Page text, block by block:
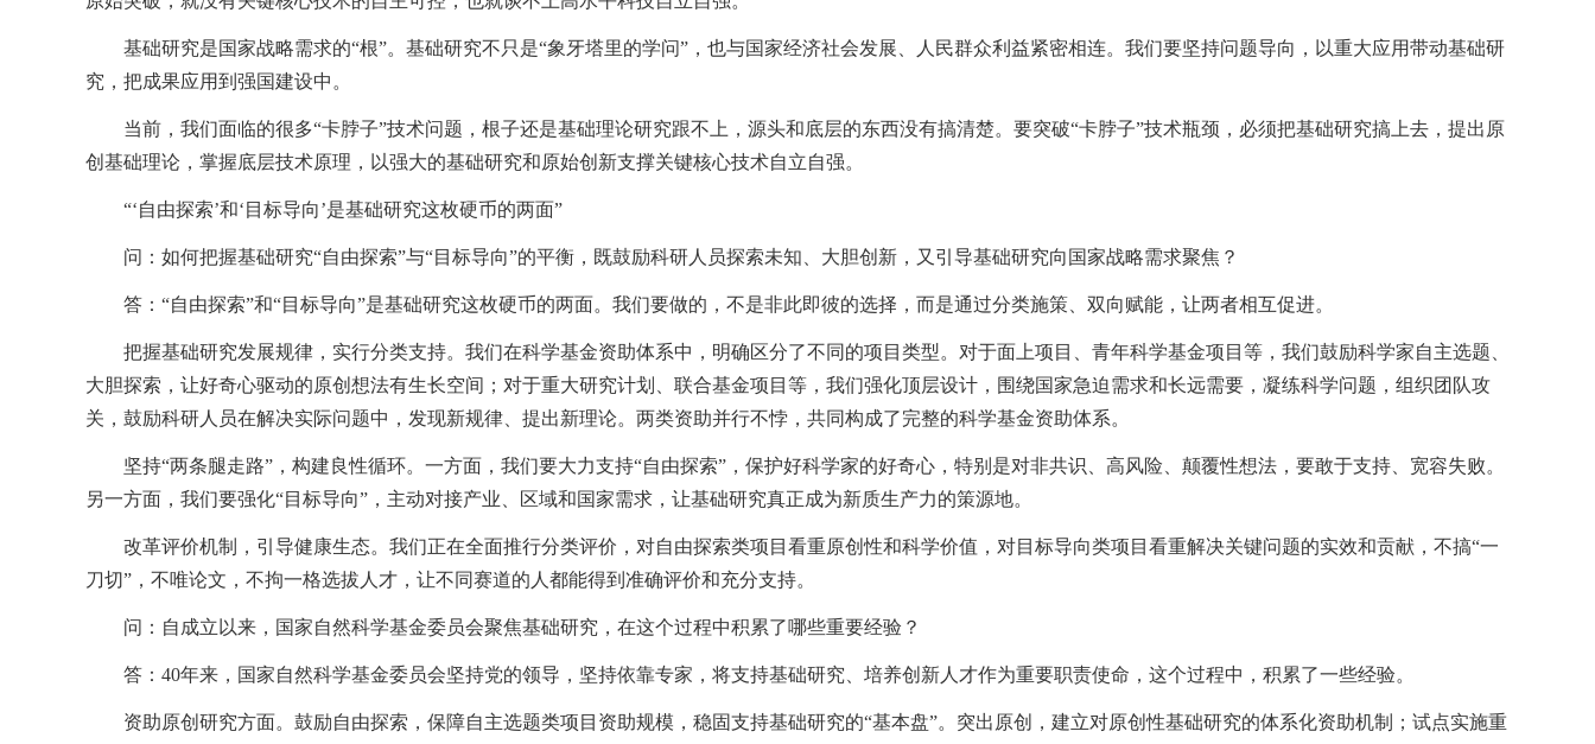
基础研究是国家战略需求的“根”。基础研究不只是“象牙塔里的学问”，也与国家经济社会发展、人民群众利益紧密相连。我们要坚持问题导向，以重大应用带动基础研
究，把成果应用到强国建设中。
当前，我们面临的很多“卡脖子”技术问题，根子还是基础理论研究跟不上，源头和底层的东西没有搞清楚。要突破“卡脖子”技术瓶颈，必须把基础研究搞上去，提出原
创基础理论，掌握底层技术原理，以强大的基础研究和原始创新支撑关键核心技术自立自强。
“‘自由探索’和‘目标导向’是基础研究这枚硬币的两面”
问：如何把握基础研究“自由探索”与“目标导向”的平衡，既鼓励科研人员探索未知、大胆创新，又引导基础研究向国家战略需求聚焦？
答：“自由探索”和“目标导向”是基础研究这枚硬币的两面。我们要做的，不是非此即彼的选择，而是通过分类施策、双向赋能，让两者相互促进。
把握基础研究发展规律，实行分类支持。我们在科学基金资助体系中，明确区分了不同的项目类型。对于面上项目、青年科学基金项目等，我们鼓励科学家自主选题、
大胆探索，让好奇心驱动的原创想法有生长空间；对于重大研究计划、联合基金项目等，我们强化顶层设计，围绕国家急迫需求和长远需要，凝练科学问题，组织团队攻
关，鼓励科研人员在解决实际问题中，发现新规律、提出新理论。两类资助并行不悖，共同构成了完整的科学基金资助体系。
坚持“两条腿走路”，构建良性循环。一方面，我们要大力支持“自由探索”，保护好科学家的好奇心，特别是对非共识、高风险、颠覆性想法，要敢于支持、宽容失败。
另一方面，我们要强化“目标导向”，主动对接产业、区域和国家需求，让基础研究真正成为新质生产力的策源地。
改革评价机制，引导健康生态。我们正在全面推行分类评价，对自由探索类项目看重原创性和科学价值，对目标导向类项目看重解决关键问题的实效和贡献，不搞“一
刀切”，不唯论文，不拘一格选拔人才，让不同赛道的人都能得到准确评价和充分支持。
问：自成立以来，国家自然科学基金委员会聚焦基础研究，在这个过程中积累了哪些重要经验？
答：40年来，国家自然科学基金委员会坚持党的领导，坚持依靠专家，将支持基础研究、培养创新人才作为重要职责使命，这个过程中，积累了一些经验。
资助原创研究方面。鼓励自由探索，保障自主选题类项目资助规模，稳固支持基础研究的“基本盘”。突出原创，建立对原创性基础研究的体系化资助机制；试点实施重